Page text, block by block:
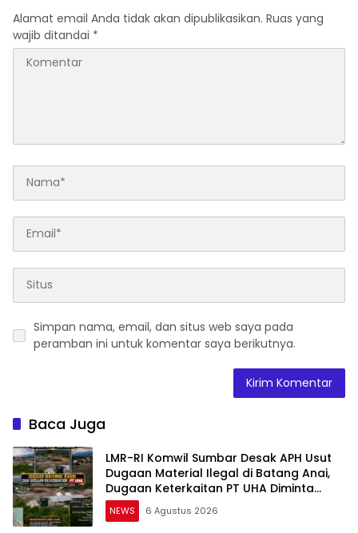
Alamat email Anda tidak akan dipublikasikan. Ruas yang
wajib ditandai *
Simpan nama, email, dan situs web saya pada
peramban ini untuk komentar saya berikutnya.
Baca Juga
LMR-RI Komwil Sumbar Desak APH Usut
Dugaan Material Ilegal di Batang Anai,
Dugaan Keterkaitan PT UHA Diminta
Diselidiki Tuntas
NEWS 6 Agustus 2026